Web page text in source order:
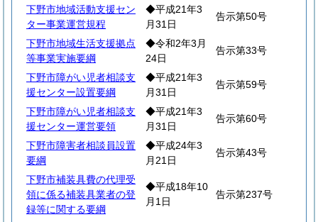
下野市地域活動支援セン
ター事業運営規程
◆平成21年3
月31日
告示第50号
下野市地域生活支援拠点
等事業実施要綱
◆令和2年3月
24日
告示第33号
下野市障がい児者相談支
援センター設置要綱
◆平成21年3
月31日
告示第59号
下野市障がい児者相談支
援センター運営要領
◆平成21年3
月31日
告示第60号
下野市障害者相談員設置
要綱
◆平成24年3
月21日
告示第43号
下野市補装具費の代理受
領に係る補装具業者の登
録等に関する要綱
◆平成18年10
月1日
告示第237号